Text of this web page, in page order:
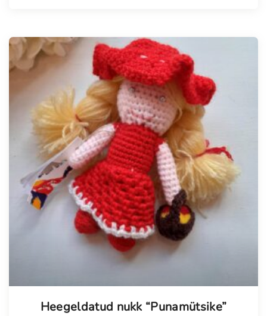
Heegeldatud nukk “Punamütsike”